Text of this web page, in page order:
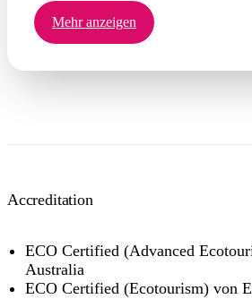
Ihres Lebens, bei dem jeder Moment
die Farbenpracht und die Ruhe des
widerspiegelt.
Mehr anzeigen
Accreditation
ECO Certified (Advanced
Australia
ECO Certified (Ecotourism) von